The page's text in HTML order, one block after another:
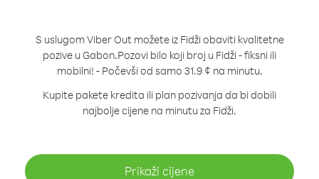
S uslugom Viber Out možete iz Fidži obaviti kvalitetne
pozive u Gabon.Pozovi bilo koji broj u Fidži - fiksni ili
mobilni! - Počevši od samo 31.9 ¢ na minutu.
Kupite pakete kredita ili plan pozivanja da bi dobili
najbolje cijene na minutu za Fidži.
Prikaži cijene